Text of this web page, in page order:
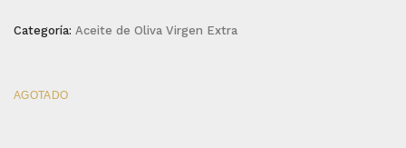
Categoría: Aceite de Oliva Virgen Extra
AGOTADO